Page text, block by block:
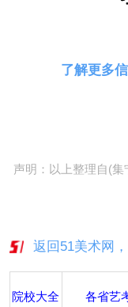
了解更多
声明：以上整理自(
返回51美术网
院校大全 各省艺